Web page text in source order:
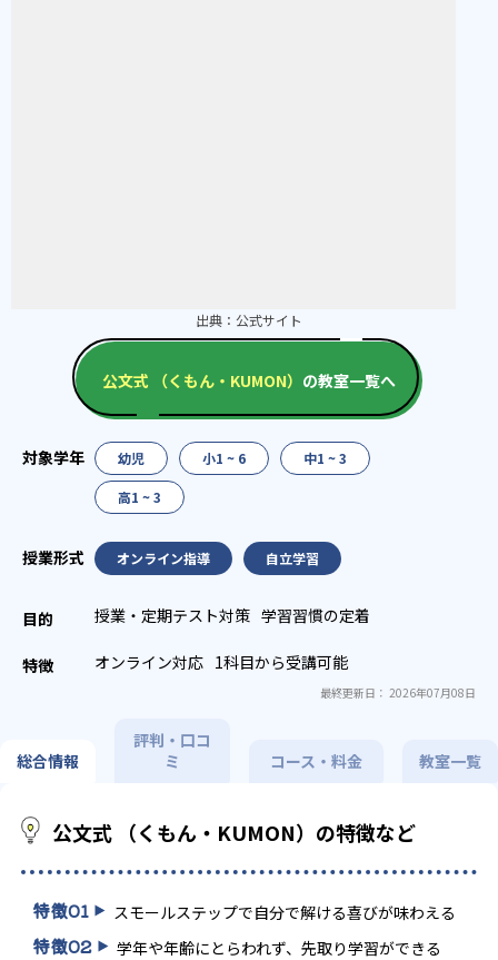
出典： 公式サイト
公文式 （くもん・KUMON） の教室一覧へ
幼児 小1 ~ 6 中1 ~ 3
高1 ~ 3
オンライン指導 自立学習
授業・定期テスト対策 学習習慣の定着
オンライン対応 1科目から受講可能
最終更新日： 2026年07月08日
総合情報
評判・口コ
ミ
コース・料金 教室一覧
公文式 （くもん・KUMON）の特徴など
特徴01 スモールステップで自分で解ける喜びが味わえる
特徴02 学年や年齢にとらわれず、先取り学習ができる